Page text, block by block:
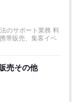
のサポート業務 料
帯販売、集客イベ
売その他